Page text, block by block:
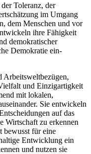
Toleranz, der
im Umgang
dem Menschen und vor
ihre Fähigkeit
demokratischer
Demokratie ein-
Arbeitsweltbezügen,
und Einzigartigkeit
mit lokalen,
Sie entwickeln
auf das
Wirtschaft zu erkennen
bewusst für eine
Entwicklung ein
und nutzen sie